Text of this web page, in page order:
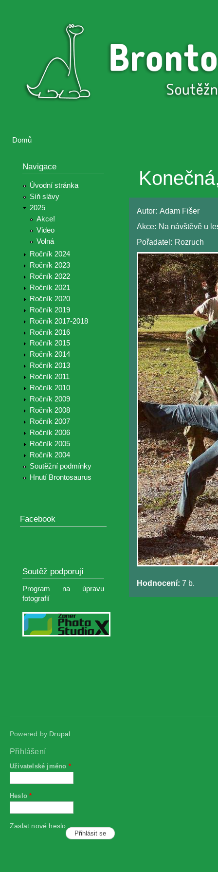
Brontosaurus
Brontosaurus
Domů
Navigace
Úvodní stránka
Síň slávy
2025
Akce!
Video
Volná
Ročník 2024
Ročník 2023
Ročník 2022
Ročník 2021
Ročník 2020
Ročník 2019
Ročník 2017-2018
Ročník 2016
Ročník 2015
Ročník 2014
Ročník 2013
Ročník 2011
Ročník 2010
Ročník 2009
Ročník 2008
Ročník 2007
Ročník 2006
Ročník 2005
Ročník 2004
Soutěžní podmínky
Hnutí Brontosaurus
Facebook
Soutěž podporují
Program na úpravu
fotografií
Autor: Adam Fišer
Akce: Na návštěvě u
Pořadatel: Rozruch
Hodnocení: 7 b.
Powered by Drupal
Přihlášení
Uživatelské jméno *
Heslo*
Zaslat nové heslo